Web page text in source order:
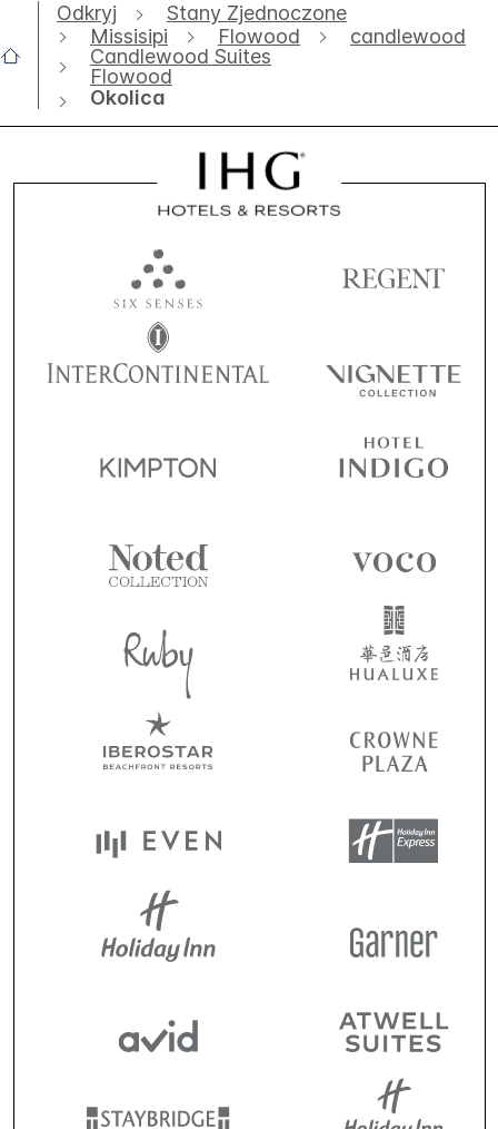
Odkryj
Stany Zjednoczone
Missisipi
Flowood
candlewood
Candlewood Suites
Flowood
Okolica